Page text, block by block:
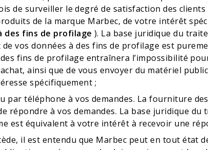
de surveiller le degré de satisfaction des
de la marque Marbec, de votre intérêt
des fins de profilage). La base juridique du
vos données à des fins de profilage est
fins de profilage entraînera l’impossibilité
ainsi que de vous envoyer du matériel
spécifiquement ;
par téléphone à vos demandes. La fourniture
répondre à vos demandes. La base juridique
est équivalent à votre intérêt à recevoir une
il est entendu que Marbec peut en tout état